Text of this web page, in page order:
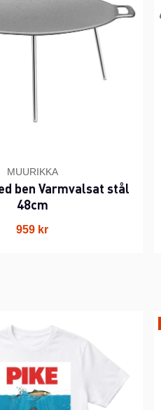
MUURIKKA
ben Varmvalsat stål
48cm
959 kr